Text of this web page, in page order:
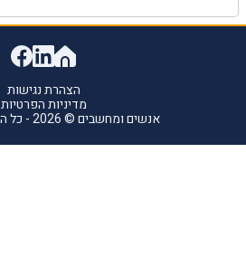
אנשים ומחשבים © 2026 - כל הזכויות שמורות
הצהרת נגישות
מדיניות הפרטיות